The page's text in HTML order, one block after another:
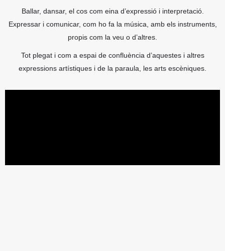
Ballar, dansar, el cos com eina d’expressió i interpretació.
Expressar i comunicar, com ho fa la música, amb els instruments,
propis com la veu o d’altres.
Tot plegat i com a espai de confluència d’aquestes i altres
expressions artístiques i de la paraula, les arts escèniques.